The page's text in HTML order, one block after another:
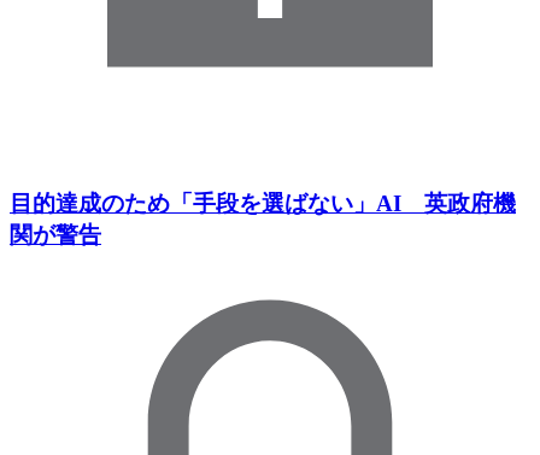
目的達成のため「手段を選ばない」AI 英政府機
関が警告